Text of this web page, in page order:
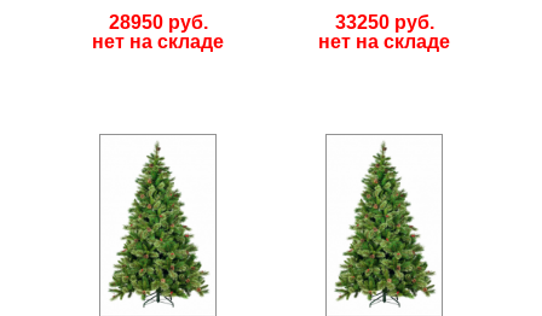
28950 руб.
нет на складе
33250 руб.
нет на складе